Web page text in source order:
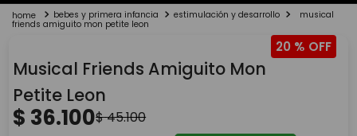
2.
lego
4.
monopatin
5 . toy story
bebes y primera infancia estimulación y desarrollo musical
friends amiguito mon petite leon
20 %
Musical Friends Amiguito Mon
Petite Leon
$ 36.100$45.100